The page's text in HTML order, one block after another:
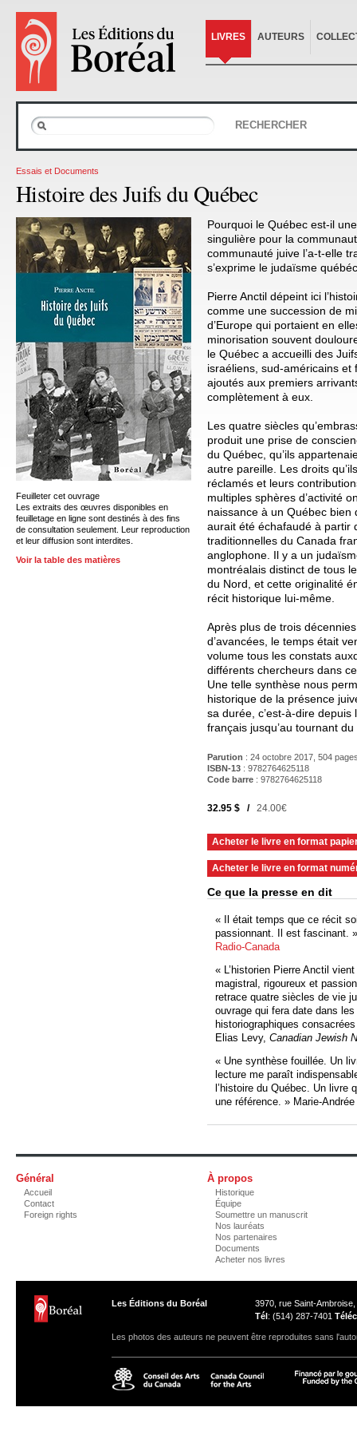
LIVRES AUTEURS
RECHERCHER
Essais et Documents
Histoire des Juifs du Québec
Feuilleter cet ouvrage
Les extraits des œuvres disponibles en
feuilletage en ligne sont destinés à des fins
de consultation seulement. Leur reproduction
et leur diffusion sont interdites.
Voir la table des matières
Pourquoi le Québec est-il
singulière pour la
communauté juive l’a-t-elle
s’exprime le judaïsme
Pierre Anctil dépeint ici
comme une succession de
d’Europe qui portaient en
minorisation souvent
le Québec a accueilli des
israéliens, sud-américains et
ajoutés aux premiers
complètement à eux.
Les quatre siècles
produit une prise de
du Québec, qu’ils
autre pareille. Les droits
réclamés et leurs
multiples sphères d’activité
naissance à un Québec bien
aurait été échafaudé à partir
traditionnelles du Canada
anglophone. Il y a un
montréalais distinct de tous
du Nord, et cette originalité
récit historique lui-même.
Après plus de trois
d’avancées, le temps était
volume tous les constats
différents chercheurs dans
Une telle synthèse nous
historique de la présence
sa durée, c’est-à-dire
français jusqu’au tournant
Parution : 24 octobre 2017, 504
ISBN-13 : 9782764625118
Code barre : 9782764625118
32.95 $ /24.00€
Acheter le livre en format
Acheter le livre en format
Ce que la presse en dit
« Il était temps que ce récit
passionnant. Il est fascinant.
Radio-Canada
« L’historien Pierre Anctil
magistral, rigoureux et
retrace quatre siècles de vie
ouvrage qui fera date dans
historiographiques
Elias Levy, Canadian Jewish
« Une synthèse fouillée. Un
lecture me paraît
l’histoire du Québec. Un livre
une référence. » Marie-
Général
Accueil
Contact
Foreign rights
À propos
Historique
Équipe
Soumettre un manuscrit
Nos lauréats
Nos partenaires
Documents
Acheter nos livres
Les Éditions du Boréal
3970, rue Saint-
Tél : (514) 287-7401 Téléc
Les photos des auteurs ne peuvent être reproduites sans